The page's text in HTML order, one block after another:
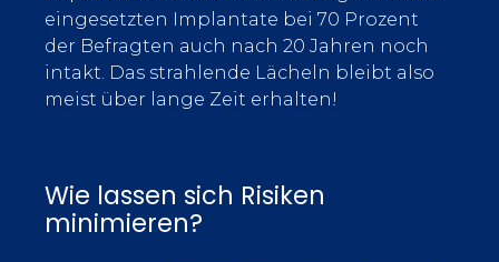
eingesetzten Implantate bei 70 Prozent
der Befragten auch nach 20 Jahren noch
intakt. Das strahlende Lächeln bleibt also
meist über lange Zeit erhalten!
Wie lassen sich Risiken
minimieren?